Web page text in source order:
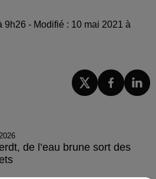
9h26 - Modifié : 10 mai 2021 à
de l’eau brune sort des